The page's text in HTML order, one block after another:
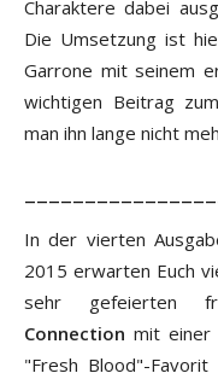
Charaktere dabei
Die Umsetzung ist
Garrone mit seinem
wichtigen Beitrag
man ihn lange nicht
In der vierten
2015 erwarten Euch
sehr gefeierten
Connection mit einer
"Fresh Blood"-Favorit